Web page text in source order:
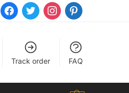
facebooktwitter instagrampinterest
Track order FAQ